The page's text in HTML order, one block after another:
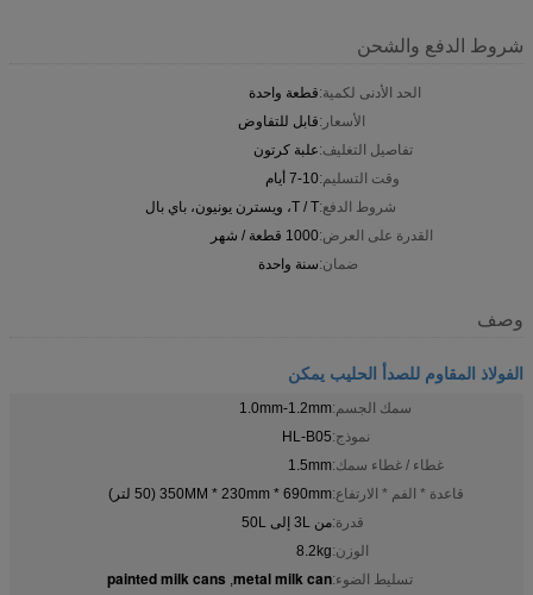
شروط الدفع والشحن
الحد الأدنى لكمية:قطعة واحدة
الأسعار:قابل للتفاوض
تفاصيل التغليف:علبة كرتون
وقت التسليم:7-10 أيام
شروط الدفع:T / T، ويسترن يونيون، باي بال
القدرة على العرض:1000 قطعة / شهر
ضمان:سنة واحدة
وصف
الفولاذ المقاوم للصدأ الحليب يمكن
سمك الجسم:1.0mm-1.2mm
نموذج:HL-B05
غطاء / غطاء سمك:1.5mm
قاعدة * الفم * الارتفاع:350MM * 230mm * 690mm (50 لتر)
قدرة:من 3L إلى 50L
الوزن:8.2kg
تسليط الضوء:metal milk can
,
painted milk cans